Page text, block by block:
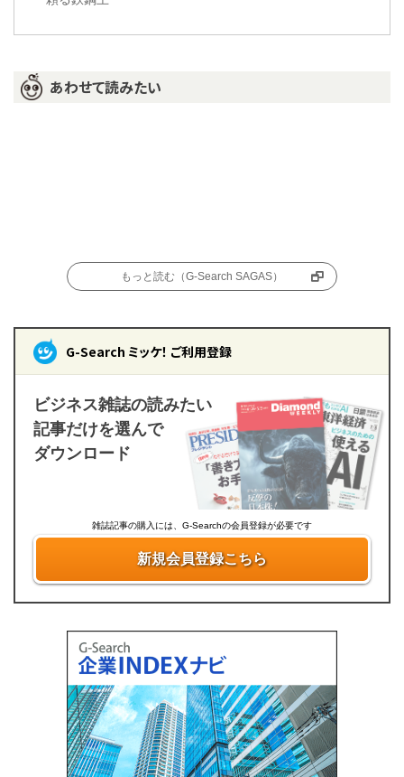
あわせて読みたい
もっと読む（G-Search SAGAS）
G-Search ミッケ！ ご利用登録
ビジネス雑誌の読みたい
記事だけを選んで
ダウンロード
雑誌記事の購入には、G-Searchの会員登録が必要です
新規会員登録こちら